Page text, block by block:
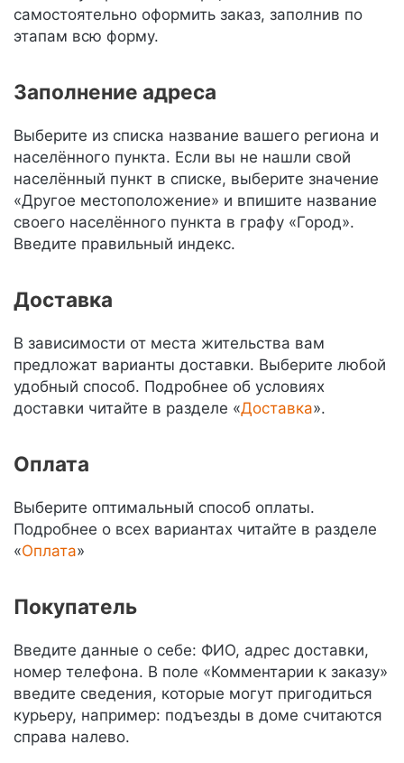
самостоятельно оформить заказ, заполнив по
этапам всю форму.
Заполнение адреса
Выберите из списка название вашего региона и
населённого пункта. Если вы не нашли свой
населённый пункт в списке, выберите значение
«Другое местоположение» и впишите название
своего населённого пункта в графу «Город».
Введите правильный индекс.
Доставка
В зависимости от места жительства вам
предложат варианты доставки. Выберите любой
удобный способ. Подробнее об условиях
доставки читайте в разделе «Доставка».
Оплата
Выберите оптимальный способ оплаты.
Подробнее о всех вариантах читайте в разделе
«Оплата»
Покупатель
Введите данные о себе: ФИО, адрес доставки,
номер телефона. В поле «Комментарии к заказу»
введите сведения, которые могут пригодиться
курьеру, например: подъезды в доме считаются
справа налево.